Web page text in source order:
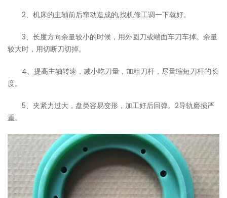
2、机床的主轴前后窜动造成的,找机修工调一下就好。
3、长度方向余量较小的时候，用外圆刀或端面车刀车掉。余量
较大时，用切断刀切掉。
4、提高主轴转速，减小吃刀量，加粗刀杆，尽量缩短刀杆的长
度。
5、夹紧力过大，盘类容易变形，加工好后回弹。2导轨磨损严
重。